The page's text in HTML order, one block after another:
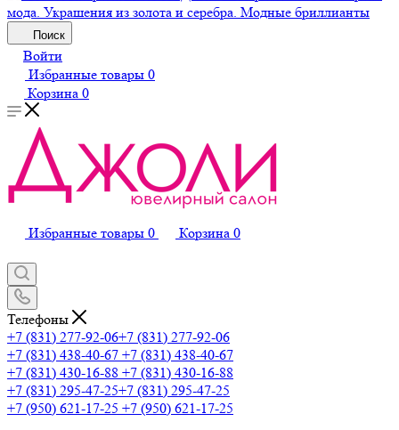
Поиск
Войти
Избранные товары 0
Корзина 0
Избранные товары 0 Корзина 0
Телефоны
+7 (831) 277-92-06+7 (831) 277-92-06
+7 (831) 438-40-67 +7 (831) 438-40-67
+7 (831) 430-16-88 +7 (831) 430-16-88
+7 (831) 295-47-25+7 (831) 295-47-25
+7 (950) 621-17-25 +7 (950) 621-17-25